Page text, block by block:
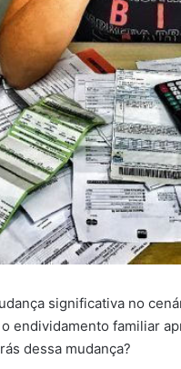
significativa no
endividamento familiar
dessa mudança?